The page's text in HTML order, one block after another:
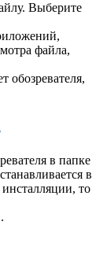
Выберите
файла,
обозревателя,
в папке
в
то